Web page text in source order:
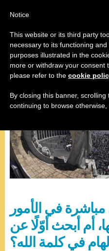
فرنسيس ,صلاة التبشير الملائكي
في الأمور
أم أبحث أوّلًا عن
إلهام في كلمة الله؟
Notice
This website or its third party
necessary to its functioning
purposes illustrated in the
more or withdraw your consent
please refer to the cookie
By closing this banner,
continuing to browse